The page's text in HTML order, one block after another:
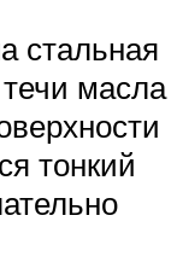
стальная
масла
тонкий